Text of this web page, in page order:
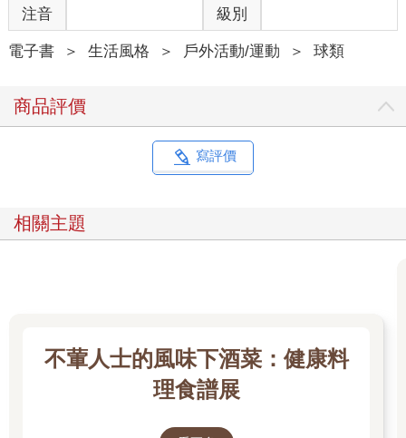
捐款，但桌子還是不夠，所以在玄關外又擺了兩張桌子。」
看來銀行也十分忙碌。同窗會會長中泉說：
「秋田銀行追分分行一天所收到的轉帳資料，最多可達到四十本
即使大會賽程結束，依舊不乏熱情的捐款者，直到八月底關閉帳
戶，正式停止受理捐款。
最終的捐款件數為四萬八四六八件，總金額為二億八千九百九十
三萬三千三百零四日圓，雖然不知道單一學校所募得的最高金額
賽後，球隊便停留在當地，省下了交通移動的費用，支出並沒有
決賽對手是大阪桐蔭，是吉田最渴望交手的球隊，也是被媒體喻
為最強球隊之「最強世代」春季王者。他們將挑戰第二次春夏甲
金足農業與大阪桐蔭所擁有的所有要素，皆產生明顯的對比。
注音 級別
電子書 ＞ 生活風格 ＞ 戶外活動/運動 ＞ 球類
商品評價
寫評價
相關主題
不葷人士的風味下酒菜：健康料
理食譜展